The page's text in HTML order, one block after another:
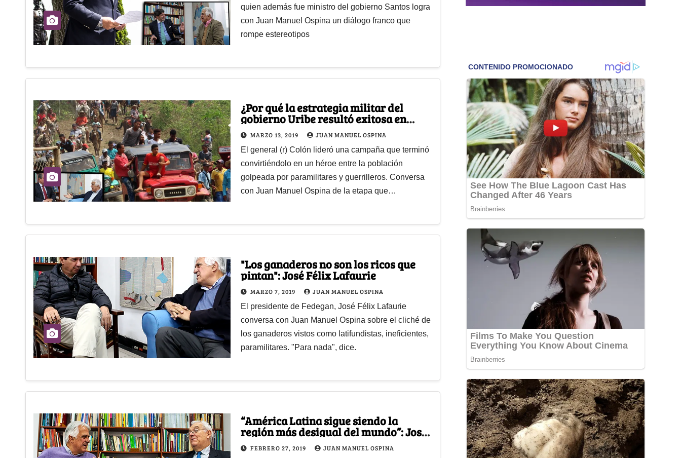
quien además fue ministro del gobierno Santos logra
con Juan Manuel Ospina un diálogo franco que
rompe estereotipos
¿Por qué la estrategia militar del
gobierno Uribe resultó exitosa en
Montes de María?
MARZO 13, 2019 JUAN MANUEL OSPINA
El general (r) Colón lideró una campaña que terminó
convirtiéndolo en un héroe entre la población
golpeada por paramilitares y guerrilleros. Conversa
con Juan Manuel Ospina de la etapa que…
"Los ganaderos no son los ricos que
pintan": José Félix Lafaurie
MARZO 7, 2019 JUAN MANUEL OSPINA
El presidente de Fedegan, José Félix Lafaurie
conversa con Juan Manuel Ospina sobre el cliché de
los ganaderos vistos como latifundistas, ineficientes,
paramilitares. "Para nada", dice.
“América Latina sigue siendo la
región más desigual del mundo”: José
Antonio Ocampo
FEBRERO 27, 2019 JUAN MANUEL OSPINA